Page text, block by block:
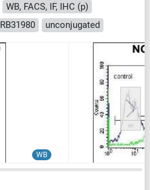
WB, FACS, IF, IHC (p)
RB31980 unconjugated
WB